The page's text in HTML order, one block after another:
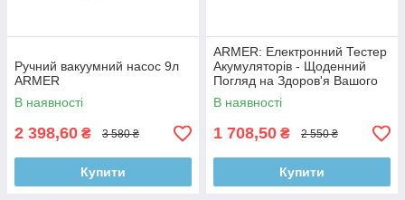
Ручний вакуумний насос 9л
ARMER
В наявності
2 398,60 ₴ 3 580 ₴
Купити
ARMER: Електронний Тестер
Акумуляторів - Щоденний
Погляд на Здоров'я Вашого
Акумулятора
В наявності
1 708,50 ₴ 2 550 ₴
Купити